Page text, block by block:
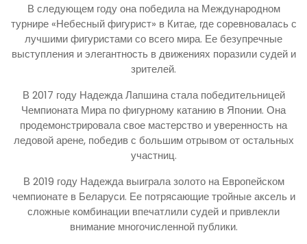
В следующем году она победила на Международном
турнире «Небесный фигурист» в Китае, где соревновалась с
лучшими фигуристами со всего мира. Ее безупречные
выступления и элегантность в движениях поразили судей и
зрителей.
В 2017 году Надежда Лапшина стала победительницей
Чемпионата Мира по фигурному катанию в Японии. Она
продемонстрировала свое мастерство и уверенность на
ледовой арене, победив с большим отрывом от остальных
участниц.
В 2019 году Надежда выиграла золото на Европейском
чемпионате в Беларуси. Ее потрясающие тройные аксель и
сложные комбинации впечатлили судей и привлекли
внимание многочисленной публики.